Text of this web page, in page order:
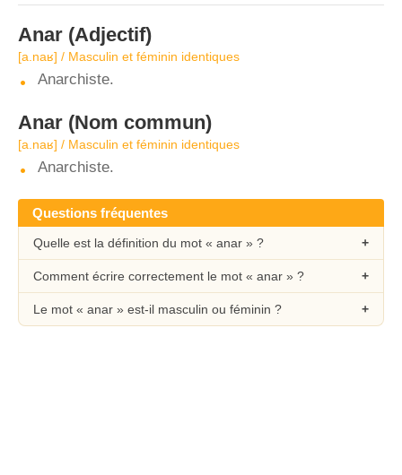
Anar (Adjectif)
[a.naʁ] / Masculin et féminin identiques
Anarchiste.
Anar (Nom commun)
[a.naʁ] / Masculin et féminin identiques
Anarchiste.
Questions fréquentes
Quelle est la définition du mot « anar » ?
Comment écrire correctement le mot « anar » ?
Le mot « anar » est-il masculin ou féminin ?